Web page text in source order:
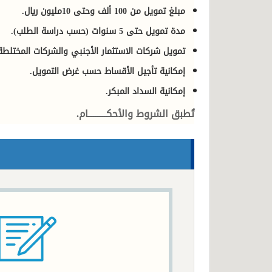
مبلغ تمويل من 100 ألف وحتى 10مليون ريال.
مدة تمويل حتى 5 سنوات (حسب دراسة الطلب).
تمويل شركات الاستثمار الأجنبي والشركات
إمكانية تأجيل الأقساط حسب غرض التمويل.
إمكانية السداد المبكر.
تُطبق الشروط والأحكــــــــــام.